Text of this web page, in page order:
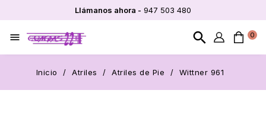
Llámanos ahora - 947 503 480
0
search

Inicio Atriles Atriles de Pie Wittner 961